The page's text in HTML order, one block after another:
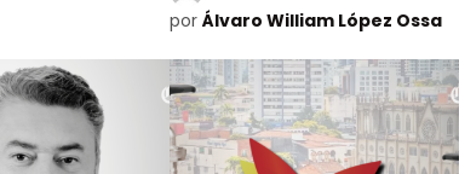
por Álvaro William López Ossa